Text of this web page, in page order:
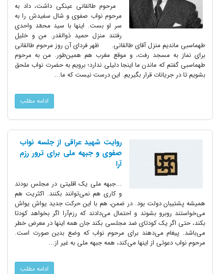
مرحوم طالقانى عینکى داشت، داد به
مرحوم نواب صفوى و شال سفیدش را به
سر او بست. اینها با سید محمّد واحدى
رفتند منزل حمید ذوالقدر. من و خلیل
طهماسبى ماندیم منزل آقاى طالقانى. ظهر فرداى آن روز مرحوم طالقانى
براى نماز به مسجد رفت، و موقع مغرب هم همین‌طور. من به مرحوم
طهماسبى گفتم که ماندن ما اینجا دلیلى ندارد؛ برویم به حضرت نواب ملحق
بشویم تا در جریانات قرار بگیریم. این درست نیست که ما...
ادامه مطلب
روایت شهید عراقی از جلسه نواب
صفوی و جبهه ملی برای ترور رزم
...جبهه ملی یک اقلیتی در مجلس بودند
و کاری هم نمی‌توانند بکنند. اکثریت هم
همیشه پشتیبان دولت بود. در ضمن، هم با این حرکت جدید یواش یواش
می‌خواستند روبرو بشوند و احتمال می‌دادند که رزم‌آرا اگر بخواهد کودتا
بکند، حتی اگر یک کودتای ضد مجلسی بکند جان همه اینها در معرض خطر
می‌باشد. پیغام می‌دهند برای مرحوم نواب که وضع بدین صورت است.
مرحوم نواب دعوتی از اینها می‌کند، همه جبهه ملی به غیر از...
ادامه مطلب